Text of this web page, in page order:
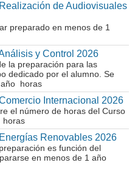
de Audiovisuales
preparado en menos de 1
y Control 2026
la preparación para las
dedicado por el alumno. Se
año horas
Internacional 2026
el número de horas del Curso
horas
Renovables 2026
es función del
en menos de 1 año